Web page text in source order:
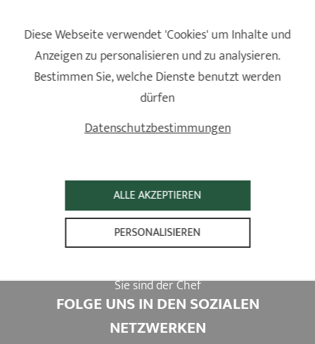
Strate abnehmbare Griffe
Ø 20 - 24 cm
Sie sind der Chef
FOLGE UNS IN DEN SOZIALEN
NETZWERKEN
Diese Webseite verwendet 'Cookies' um Inhalte und
Anzeigen zu personalisieren und zu analysieren.
Bestimmen Sie, welche Dienste benutzt werden
dürfen
ALLE AKZEPTIEREN
PERSONALISIEREN
Datenschutzbestimmungen